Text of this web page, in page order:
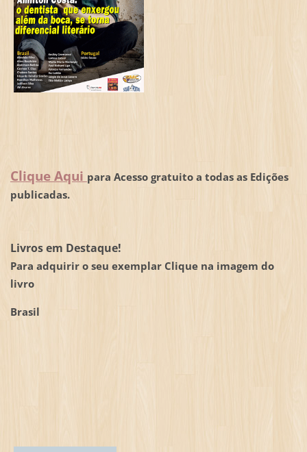
Clique Aqui para Acesso gratuito a todas as Edições
publicadas.
Livros em Destaque!
Para adquirir o seu exemplar Clique na imagem do
livro
Brasil